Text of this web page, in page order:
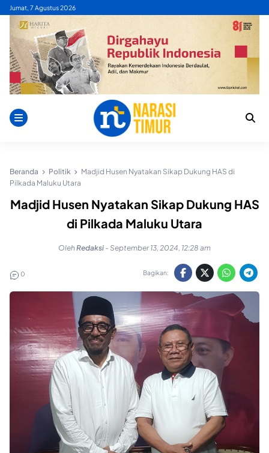
Skip
content
Jumat, 7 Agustus 2026
Beranda Politik
Madjid Husen Nyatakan Sikap Dukung HAS di
Pilkada Maluku Utara
Madjid Husen Nyatakan Sikap Dukung HAS
di Pilkada Maluku Utara
OlehRedaksi - September 13, 2024, 12:28 am
0 Bagikan: